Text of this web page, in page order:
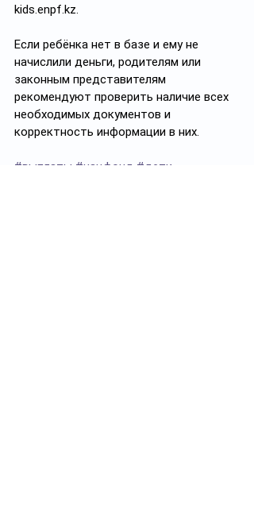
kids.enpf.kz.
Если ребёнка нет в базе и ему не
начислили деньги, родителям или
законным представителям
рекомендуют проверить наличие всех
необходимых документов и
корректность информации в них.
#выплаты #нацфонд #дети